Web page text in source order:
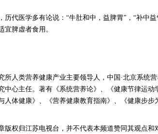
代医学多有论说：“牛肚和中，益脾胃”，“补中益
宜脾虚者食用。
人类营养健康产业主要领导人，中国·北京系统营
中心主任。著有《系统营养论》、《健康节律运动
人体健康》、《营养健康教育指南》、《健康步步
版权归江苏电视台，并不代表本频道赞同其观点和